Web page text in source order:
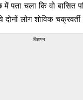
पता चला कि वो बासित
दोनों लोग शोविक
विज्ञापन